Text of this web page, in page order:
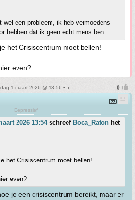
wel een probleem, ik heb vermoedens
hebben dat ik geen echt mens ben.
het Crisiscentrum moet bellen!
even?
1 maart 2026 @ 13:56 • 5
Depressief
2026 13:54schreef Boca_Raton het
het Crisiscentrum moet bellen!
even?
je een crisiscentrum bereikt, maar er